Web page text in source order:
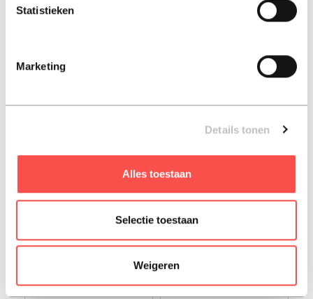
Statistieken
Marketing
Details tonen
Alles toestaan
Selectie toestaan
Weigeren
€ 24,99 € 12,95